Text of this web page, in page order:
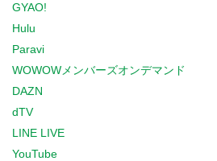
GYAO!
Hulu
Paravi
WOWOWメンバーズオンデマンド
DAZN
dTV
LINE LIVE
YouTube